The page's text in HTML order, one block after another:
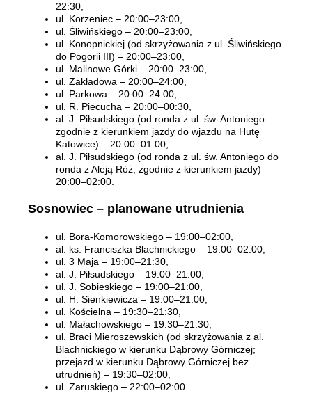
22:30,
ul. Korzeniec – 20:00–23:00,
ul. Śliwińskiego – 20:00–23:00,
ul. Konopnickiej (od skrzyżowania z ul. Śliwińskiego
do Pogorii III) – 20:00–23:00,
ul. Malinowe Górki – 20:00–23:00,
ul. Zakładowa – 20:00–24:00,
ul. Parkowa – 20:00–24:00,
ul. R. Piecucha – 20:00–00:30,
al. J. Piłsudskiego (od ronda z ul. św. Antoniego
zgodnie z kierunkiem jazdy do wjazdu na Hutę
Katowice) – 20:00–01:00,
al. J. Piłsudskiego (od ronda z ul. św. Antoniego do
ronda z Aleją Róż, zgodnie z kierunkiem jazdy) –
20:00–02:00.
Sosnowiec – planowane utrudnienia
ul. Bora-Komorowskiego – 19:00–02:00,
al. ks. Franciszka Blachnickiego – 19:00–02:00,
ul. 3 Maja – 19:00–21:30,
al. J. Piłsudskiego – 19:00–21:00,
ul. J. Sobieskiego – 19:00–21:00,
ul. H. Sienkiewicza – 19:00–21:00,
ul. Kościelna – 19:30–21:30,
ul. Małachowskiego – 19:30–21:30,
ul. Braci Mieroszewskich (od skrzyżowania z al.
Blachnickiego w kierunku Dąbrowy Górniczej;
przejazd w kierunku Dąbrowy Górniczej bez
utrudnień) – 19:30–02:00,
ul. Zaruskiego – 22:00–02:00.